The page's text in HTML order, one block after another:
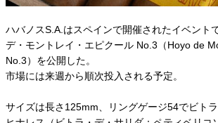
ハバノスS.A.はスペインで開催されたイベント
デ・モントレイ・エピクール No.3（Hoyo de
No.3）を公開した。
市場には来週から順次投入される予定。
サイズは長さ125mm、リングゲージ54でビト